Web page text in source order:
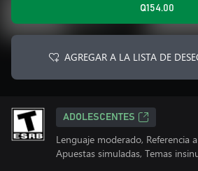
Q154.00
AGREGAR A LA LISTA DE
ADOLESCENTES
Lenguaje moderado, Referencia
Apuestas simuladas, Temas